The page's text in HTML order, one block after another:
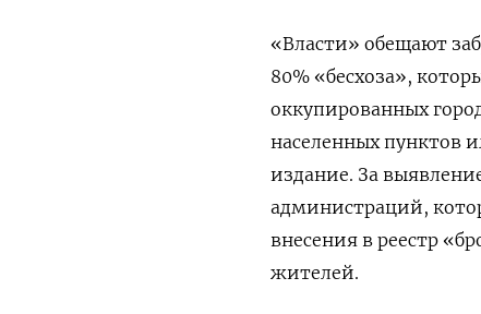
«Власти» обещают
80% «бесхоза»,
оккупированных
населенных пунктов
издание. За
администраций,
внесения в реестр
жителей.